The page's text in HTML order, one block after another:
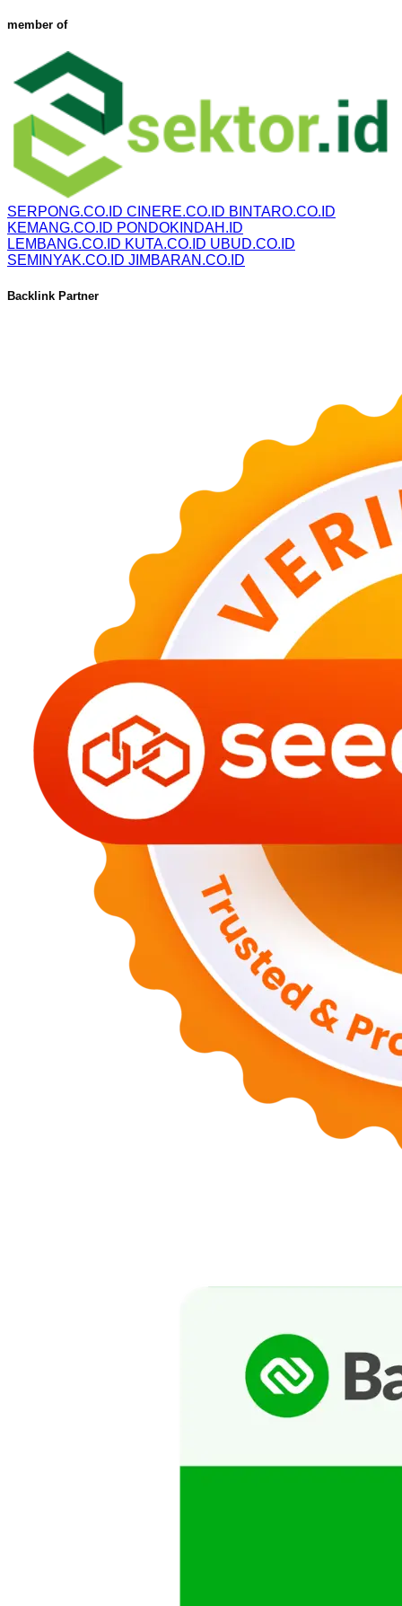
member of
SERPONG.CO.ID CINERE.CO.ID BINTARO.CO.ID
KEMANG.CO.ID PONDOKINDAH.ID
LEMBANG.CO.ID KUTA.CO.ID UBUD.CO.ID
SEMINYAK.CO.ID JIMBARAN.CO.ID
Backlink Partner